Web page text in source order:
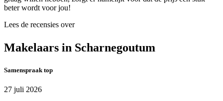
beter wordt voor jou!
Lees de recensies over
Makelaars in Scharnegoutum
Samenspraak top
27 juli 2026